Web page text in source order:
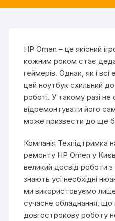
HP Omen – це якісний
кожним роком стає
геймерів. Однак, як і всі
цей ноутбук схильний до
роботі. У такому разі не
відремонтувати його
може призвести до ще
Компанія Техпідтримка
ремонту HP Omen у
великий досвід роботи
знають усі необхідні
ми використовуємо лише
сучасне обладнання, що
довгострокову роботу